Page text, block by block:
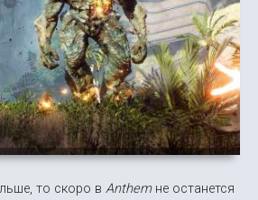
то скоро в Anthemне останется